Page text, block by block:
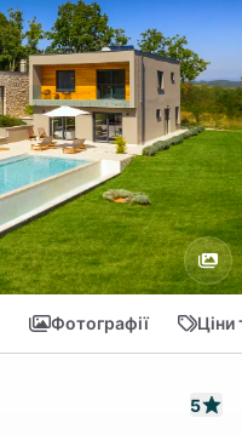
Фотографії Ціни
5